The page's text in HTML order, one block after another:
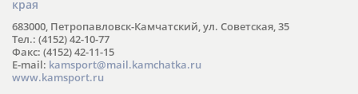
края
683000, Петропавловск-Камчатский, ул. Советская, 35
Тел.: (4152) 42-10-77
Факс: (4152) 42-11-15
E-mail: kamsport@mail.kamchatka.ru
www.kamsport.ru